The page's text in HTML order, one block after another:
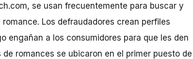
se usan frecuentemente para buscar y
Los defraudadores crean perfiles
engañan a los consumidores para que les den
romances se ubicaron en el primer puesto de